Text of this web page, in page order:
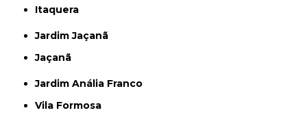
Itaquera
Jardim Jaçanã
Jaçanã
Jardim Anália Franco
Vila Formosa